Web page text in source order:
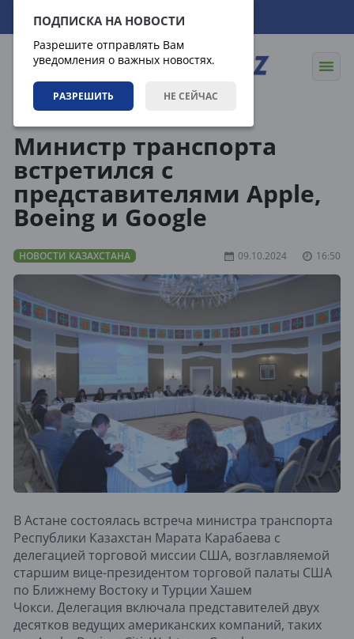
ПОДПИСКА НА НОВОСТИ
Разрешите отправлять Вам
уведомления о важных новостях.
РАЗРЕШИТЬ НЕ СЕЙЧАС
09.08.2026 11:03:20
Министр транспорта
встретился с
представителями Apple,
Boeing и Google
НОВОСТИ КАЗАХСТАНА 09.10.2024 16:50
В Астане состоялась встреча министра транспорта
Республики Казахстан Марата Карабаева с
делегацией торговой миссии США, возглавляемой
старшим вице-президентом торговой палаты США
по Ближнему Востоку и Турции Хашем
Чокси. Делегация включала представителей двух
десятков ведущих американских компаний, таких